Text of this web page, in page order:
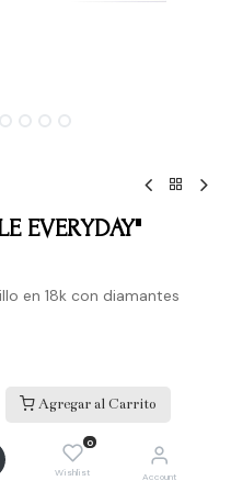
Agregar al Carrito
0
Wishlist Account
EVERYDAY"
en 18k con diamantes